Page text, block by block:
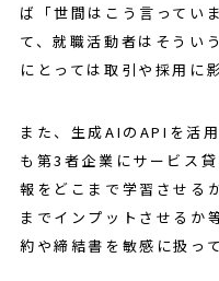
ば「世間はこう言ってい
て、就職活動者はそうい
にとっては取引や採用に
また、生成AIのAPIを活
も第3者企業にサービス
報をどこまで学習させる
までインプットさせるか
約や締結書を敏感に扱っ